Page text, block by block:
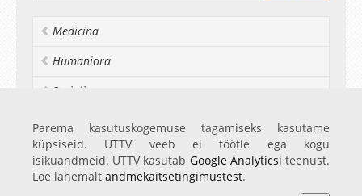
nende olulisele rollile ja rikkalikele
kasutusvõimalustele nii minevikus kui ka
kaasajal, andes samas ülevaate tänapäevastest
materjalide kasutusvõimalustest.
Medicina
Humaniora
Socialia
Realia et naturalia
Ülikoolist veel
Parema kasutuskogemuse tagamiseks kasutame
küpsiseid. UTTV veeb ei töötle ega kogu
isikuandmeid. UTTV kasutab Google Analyticsi teenust.
Loe lähemalt andmekaitsetingimustest.